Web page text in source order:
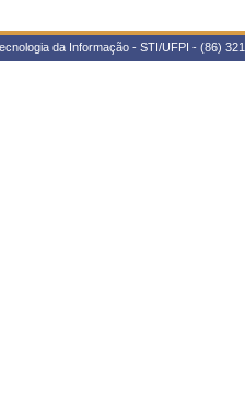
da Informação - STI/UFPI - (86)